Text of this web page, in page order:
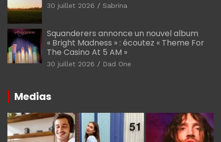
30 juillet 2026 Sabrina
Squanderers annonce un nouvel album
« Bright Madness » : écoutez « Theme For
The Casino At 5 AM »
30 juillet 2026 Dad One
Medias